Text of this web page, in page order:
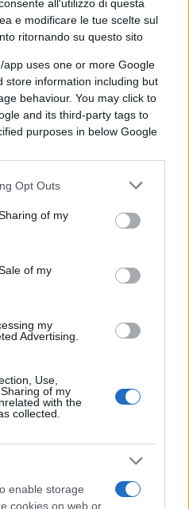
all'utilizzo di questa
e modificare le tue scelte sul
ritornando su questo sito
uses one or more Google
store information including but
behaviour. You may click to
and its third-party tags to
purposes in below Google
Opt Outs
of my
of my
my
Advertising.
Use,
of my
with the
collected.
enable storage
cookies on web or
ammesso
in una
con i suoi pari grado in
muoiono i palestinesi
morti gli sono utili per
Mezzaluna24Ore, possa
I quali sono seriamente
di Hamas
, non per colpa